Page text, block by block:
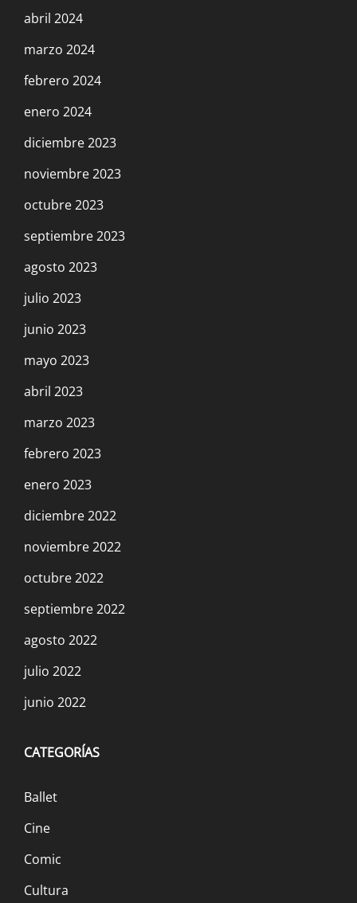
abril 2024
marzo 2024
febrero 2024
enero 2024
diciembre 2023
noviembre 2023
octubre 2023
septiembre 2023
agosto 2023
julio 2023
junio 2023
mayo 2023
abril 2023
marzo 2023
febrero 2023
enero 2023
diciembre 2022
noviembre 2022
octubre 2022
septiembre 2022
agosto 2022
julio 2022
junio 2022
CATEGORÍAS
Ballet
Cine
Comic
Cultura